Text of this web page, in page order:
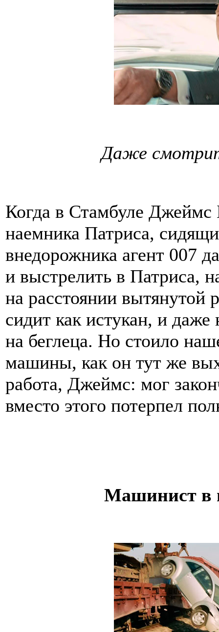
Даже
Когда в Стамбуле
наемника Патриса,
внедорожника агент 007
и выстрелить в Патриса,
на расстоянии вытянутой
сидит как истукан, и
на беглеца. Но стоило
машины, как он тут же
работа, Джеймс: мог
вместо этого потерпел
Машинист в